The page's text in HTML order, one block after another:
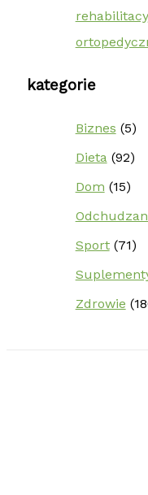
kategorie
Biznes (5)
Dieta(92)
Dom (15)
Sport(71)
Zdrowie